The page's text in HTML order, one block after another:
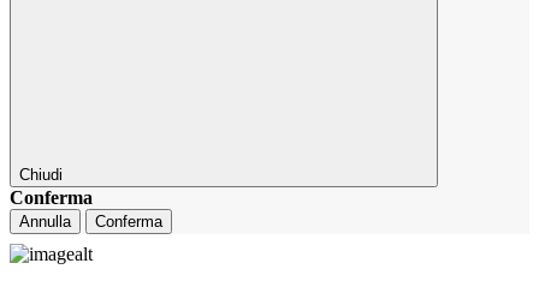
Chiudi
Conferma
Annulla Conferma